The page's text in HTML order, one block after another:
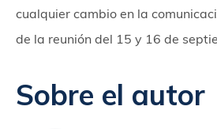
cualquier cambio en la
de la reunión del 15 y 16 de
Sobre el autor